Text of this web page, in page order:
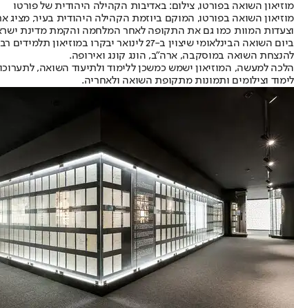
מוזיאון השואה בפורטו, צילום: באדיבות הקהילה היהודית של פורטו
מוזיאון השואה בפורטו, המוקם ביוזמת הקהילה היהודית בעיר,
וצעדות המוות כמו גם את התקופה לאחר המלחמה והקמת מדינת
ביום השואה הבינלאומי שיצוין ב-27
להנצחת השואה במוסקבה, ארה"ב, הונג קונג ואירופה.
הלכה למעשה, המוזיאון ישמש כמשכן ללימוד ולתיעוד השואה,
לימוד וצילומים ותמונות מתקופת השואה ולאחריה.